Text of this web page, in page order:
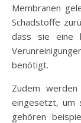
Membranen
Schadstoffe
dass sie eine
benötigt.
Zudem werden
eingesetzt, um
gehören